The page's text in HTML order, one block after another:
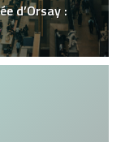
d’Orsay :